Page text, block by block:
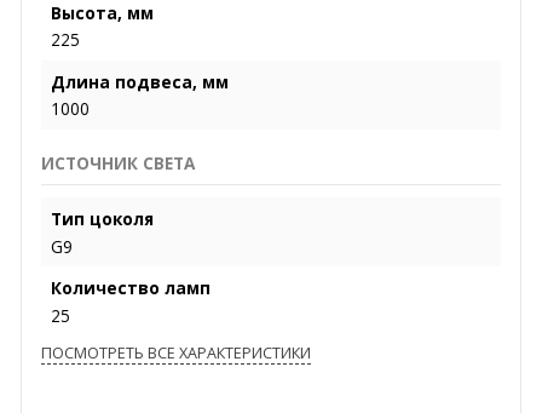
Высота, мм
225
Длина подвеса, мм
1000
ИСТОЧНИК СВЕТА
Тип цоколя
G9
Количество ламп
25
ПОСМОТРЕТЬ ВСЕ ХАРАКТЕРИСТИКИ